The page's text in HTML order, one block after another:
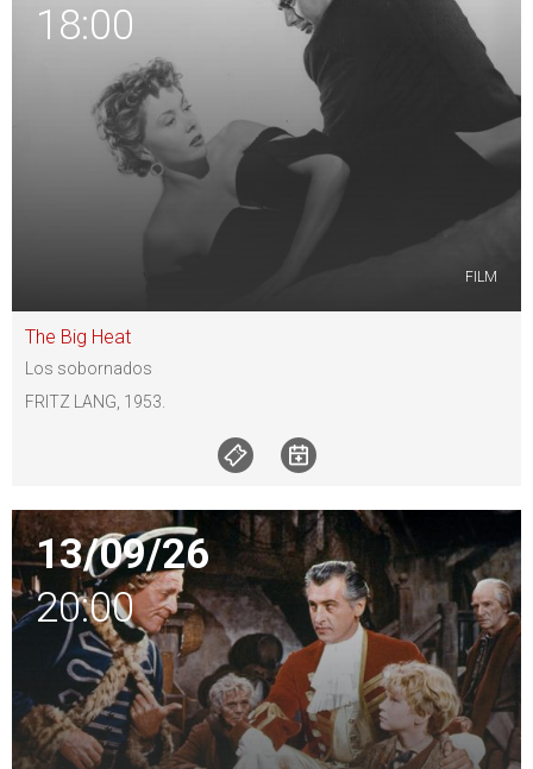
18:00
FILM
The Big Heat
Los sobornados
FRITZ LANG, 1953.
13/09/26
20:00